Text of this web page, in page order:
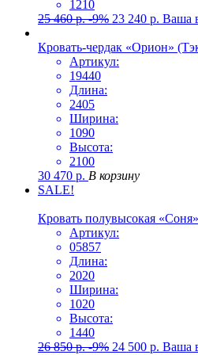
1210
25 460р. -9% 23 240 р. Ваша
Кровать-чердак «Орион»
Артикул:
19440
Длина:
2405
Ширина:
1090
Высота:
2100
30 470 р. В корзину
SALE!
Кровать полувысокая
Артикул:
05857
Длина:
2020
Ширина:
1020
Высота:
1440
26 850р. -9% 24 500 р. Ваша